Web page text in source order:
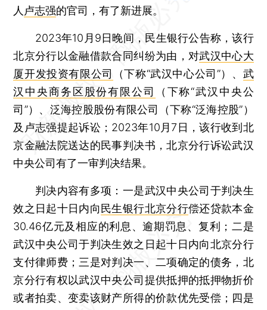
人 卢志强的官司，有了新进展。
2023年10月9日晚间，民生银行公告称，该行
北京分行以金融借款合同纠纷为由，对武汉中心大
厦开发投资有限公司
（下称“武汉中心公司”）、 武
汉中央商务区股份有限公司
（下称“武汉中央公
司”）、泛海控股股份有限公司（下称“泛海控股”）
及卢志强提起诉讼；2023年10月7日，该行收到北
京金融法院送达的民事判决书，北京分行诉讼武汉
中央公司有了一审判决结果。
判决内容有多项：一是武汉中央公司于判决生
效之日起十日内向民生银行北京分行偿还贷款本金
30.46亿元及相应的利息、逾期罚息、复利；二是
武汉中央公司于判决生效之日起十日内向北京分行
支付律师费；三是对判决一、二项确定的债务，北
京分行有权以武汉中央公司提供抵押的抵押物折价
或者拍卖、变卖该财产所得的价款优先受偿；四是